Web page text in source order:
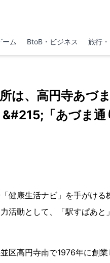
ーム BtoB・ビジネス 旅行
は、高円寺あづ
「あづま
「健康生活ナビ」を手がけ
活動として、「駅すぱあ
区高円寺南で1976年に創